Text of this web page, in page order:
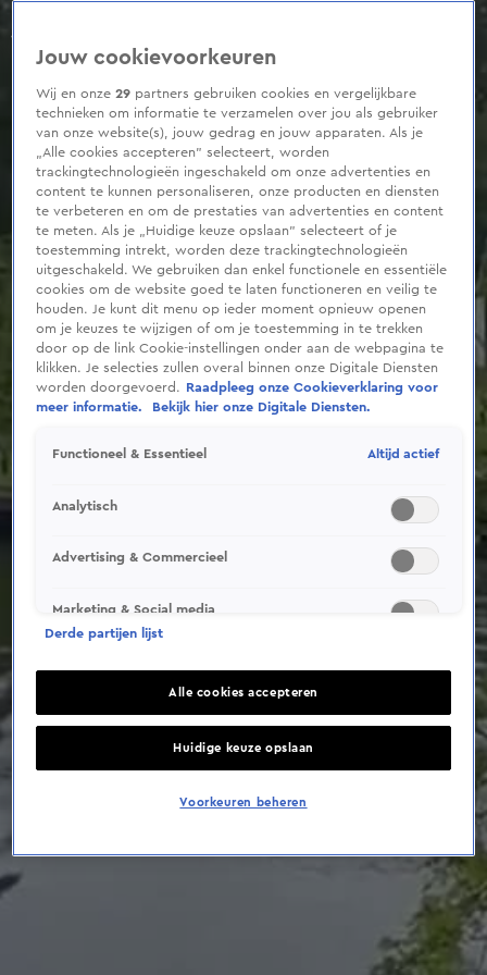
0
of
seconds
Jouw cookievoorkeuren
Wij en onze29 partners gebruiken cookies en vergelijkbare
technieken om informatie te verzamelen over jou als gebruiker
van onze website(s), jouw gedrag en jouw apparaten. Als je
„Alle cookies accepteren” selecteert, worden
trackingtechnologieën ingeschakeld om onze advertenties en
content te kunnen personaliseren, onze producten en diensten
te verbeteren en om de prestaties van advertenties en content
te meten. Als je „Huidige keuze opslaan” selecteert of je
toestemming intrekt, worden deze trackingtechnologieën
uitgeschakeld. We gebruiken dan enkel functionele en essentiële
cookies om de website goed te laten functioneren en veilig te
houden. Je kunt dit menu op ieder moment opnieuw openen
om je keuzes te wijzigen of om je toestemming in te trekken
door op de link Cookie-instellingen onder aan de webpagina te
klikken. Je selecties zullen overal binnen onze Digitale Diensten
worden doorgevoerd.
Raadpleeg onze Cookieverklaring voor
meer informatie.
Bekijk hier onze Digitale Diensten.
Functioneel & Essentieel Altijd actief
Analytisch
Advertising & Commercieel
Marketing & Social media
Derde partijen lijst
Alle cookies accepteren
Huidige keuze opslaan
Voorkeuren beheren